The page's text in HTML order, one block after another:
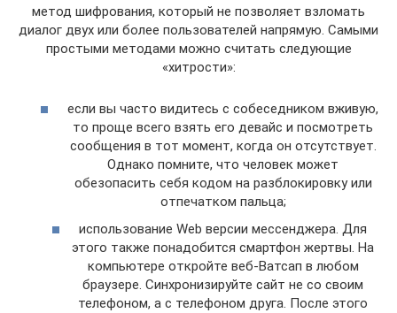
метод шифрования, который не позволяет взломать
диалог двух или более пользователей напрямую. Самыми
простыми методами можно считать следующие
«хитрости»:
если вы часто видитесь с собеседником вживую,
то проще всего взять его девайс и посмотреть
сообщения в тот момент, когда он отсутствует.
Однако помните, что человек может
обезопасить себя кодом на разблокировку или
отпечатком пальца;
использование Web версии мессенджера. Для
этого также понадобится смартфон жертвы. На
компьютере откройте веб-Ватсап в любом
браузере. Синхронизируйте сайт не со своим
телефоном, а с телефоном друга. После этого